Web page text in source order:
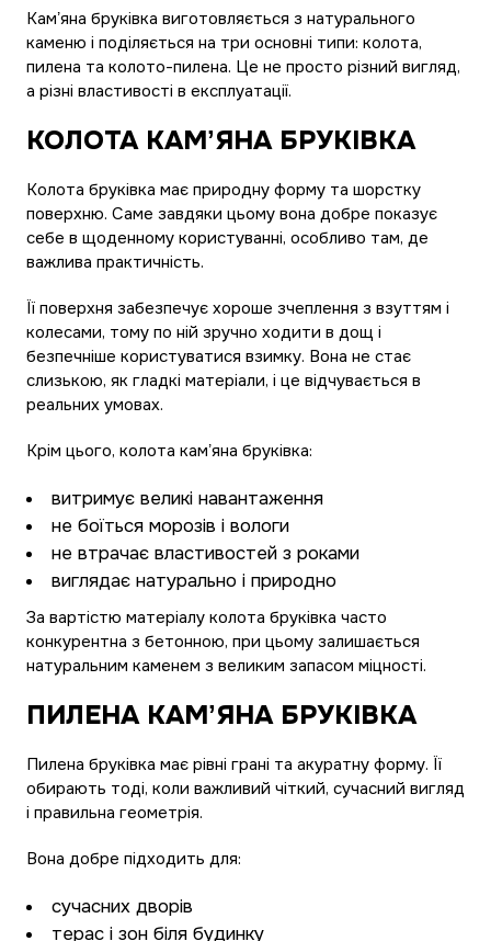
Камʼяна бруківка виготовляється з натурального
каменю і поділяється на три основні типи: колота,
пилена та колото-пилена. Це не просто різний вигляд,
а різні властивості в експлуатації.
КОЛОТА КАМʼЯНА БРУКІВКА
Колота бруківка має природну форму та шорстку
поверхню. Саме завдяки цьому вона добре показує
себе в щоденному користуванні, особливо там, де
важлива практичність.
Її поверхня забезпечує хороше зчеплення з взуттям і
колесами, тому по ній зручно ходити в дощ і
безпечніше користуватися взимку. Вона не стає
слизькою, як гладкі матеріали, і це відчувається в
реальних умовах.
Крім цього, колота камʼяна бруківка:
витримує великі навантаження
не боїться морозів і вологи
не втрачає властивостей з роками
виглядає натурально і природно
За вартістю матеріалу колота бруківка часто
конкурентна з бетонною, при цьому залишається
натуральним каменем з великим запасом міцності.
ПИЛЕНА КАМʼЯНА БРУКІВКА
Пилена бруківка має рівні грані та акуратну форму. Її
обирають тоді, коли важливий чіткий, сучасний вигляд
і правильна геометрія.
Вона добре підходить для:
сучасних дворів
терас і зон біля будинку